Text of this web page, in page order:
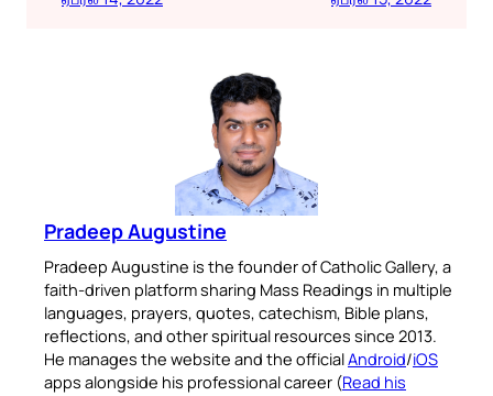
Pradeep Augustine
Pradeep Augustine is the founder of Catholic Gallery, a
faith-driven platform sharing Mass Readings in multiple
languages, prayers, quotes, catechism, Bible plans,
reflections, and other spiritual resources since 2013.
He manages the website and the officialAndroid/iOS
apps alongside his professional career (Read his